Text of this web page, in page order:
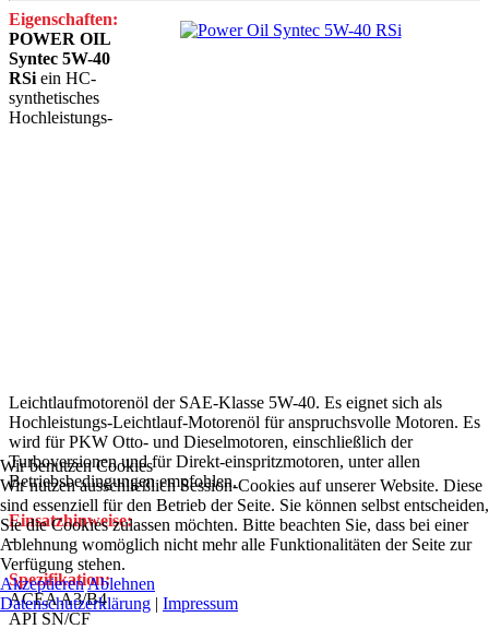
Eigenschaften:
POWER OIL
Syntec 5W-40
RSi ein HC-
synthetisches
Hochleistungs-
Leichtlaufmotorenöl der SAE-Klasse 5W-40. Es eignet sich als
Hochleistungs-Leichtlauf-Motorenöl für anspruchsvolle Motoren. Es
wird für PKW Otto- und Dieselmotoren, einschließlich der
Turboversionen und für Direkt-einspritzmotoren, unter allen
Betriebsbedingungen empfohlen.
Einsatzhinweise:
-
Spezifikation:
ACEA A3/B4
API SN/CF
Wir benutzen Cookies
Wir nutzen ausschließlich Session-Cookies auf unserer Website. Diese
sind essenziell für den Betrieb der Seite. Sie können selbst
Sie die Cookies zulassen möchten. Bitte beachten Sie, dass bei einer
Ablehnung womöglich nicht mehr alle Funktionalitäten der Seite zur
Verfügung stehen.
AkzeptierenAblehnen
Datenschutzerklärung | Impressum